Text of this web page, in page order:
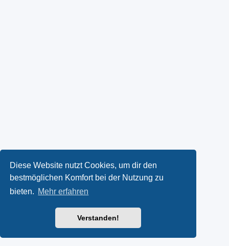
Diese Website nutzt Cookies, um dir den
bestmöglichen Komfort bei der Nutzung zu
bieten. Mehr erfahren
Verstanden!